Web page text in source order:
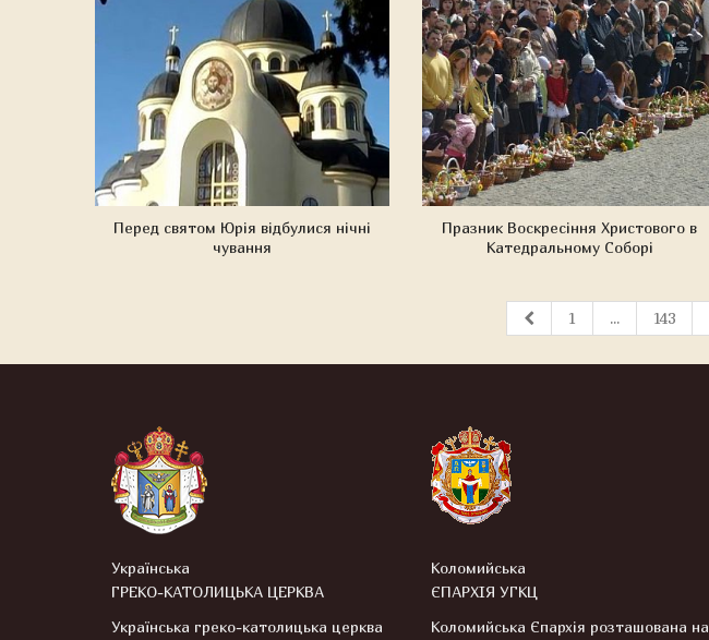
Перед святом Юрія відбулися нічні
чування
Празник Воскресіння Христового в
Катедральному Соборі
1 ... 143
Українська
ГРЕКО-КАТОЛИЦЬКА ЦЕРКВА
Українська греко-католицька церква
Коломийська
ЄПАРХІЯ УГКЦ
Коломийська Єпархія розташована на